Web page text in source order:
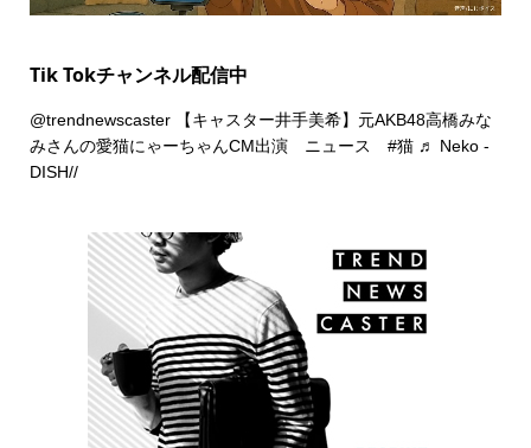
Tik Tokチャンネル配信中
@trendnewscaster【キャスター井手美希】元AKB48高橋みな
みさんの愛猫にゃーちゃんCM出演 ニュース #猫 ♬ Neko -
DISH//